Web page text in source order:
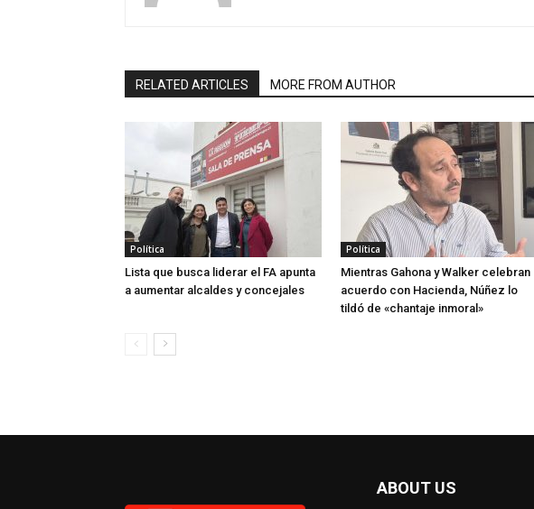
RELATED ARTICLES MORE FROM AUTHOR
Política
Lista que busca liderar el FA apunta
a aumentar alcaldes y concejales
Política
Mientras Gahona y Walker celebran
acuerdo con Hacienda, Núñez lo
tildó de «chantaje inmoral»
ABOUT US